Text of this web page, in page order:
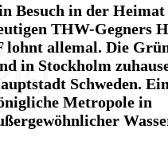
Besuch in der Heimat
THW-Gegners
lohnt allemal. Die
in Stockholm
Schweden.
Metropole in